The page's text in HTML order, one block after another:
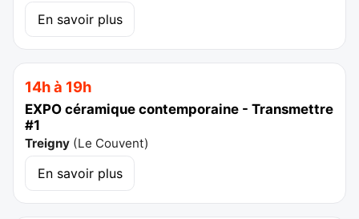
En savoir plus
14h à 19h
EXPO céramique contemporaine - Transmettre
#1
Treigny (Le Couvent)
En savoir plus